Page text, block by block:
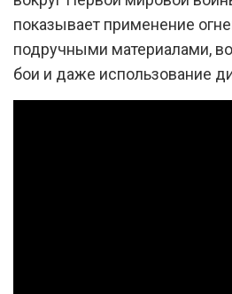
показывает применение
подручными материалами,
бои и даже использование